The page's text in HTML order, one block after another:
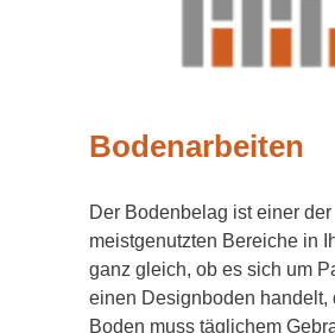
Bodenarbeiten
Der Bodenbelag ist einer der
meistgenutzten Bereiche in
ganz gleich, ob es sich um
einen Designboden handelt,
Boden muss täglichem